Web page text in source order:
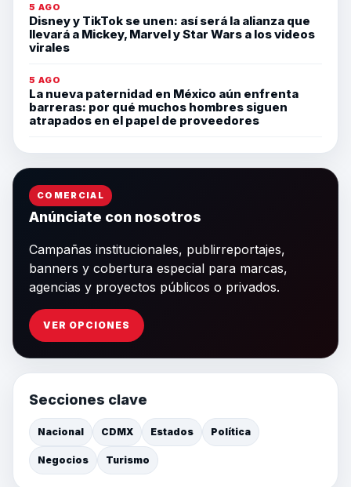
5 AGO
Disney y TikTok se unen: así será la alianza que
llevará a Mickey, Marvel y Star Wars a los videos
virales
5 AGO
La nueva paternidad en México aún enfrenta
barreras: por qué muchos hombres siguen
atrapados en el papel de proveedores
COMERCIAL
Anúnciate con nosotros
Campañas institucionales, publirreportajes,
banners y cobertura especial para marcas,
agencias y proyectos públicos o privados.
VER OPCIONES
Secciones clave
Nacional CDMX Estados Política
Negocios Turismo